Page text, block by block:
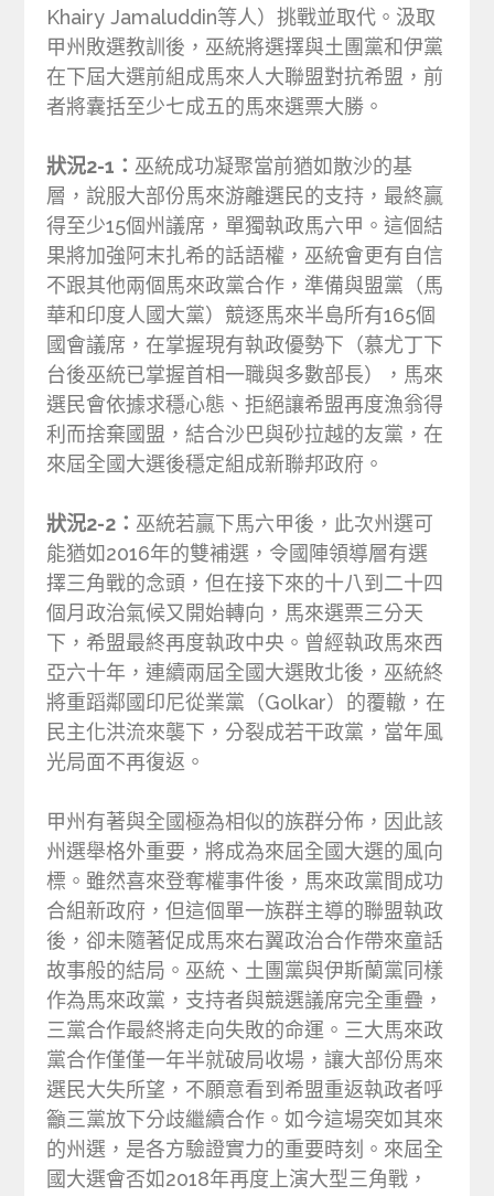
Khairy Jamaluddin等人）挑戰並取代。汲取
甲州敗選教訓後，巫統將選擇與土團黨和伊黨
在下屆大選前組成馬來人大聯盟對抗希盟，前
者將囊括至少七成五的馬來選票大勝。
狀況2-1： 巫統成功凝聚當前猶如散沙的基
層，說服大部份馬來游離選民的支持，最終贏
得至少15個州議席，單獨執政馬六甲。這個結
果將加強阿末扎希的話語權，巫統會更有自信
不跟其他兩個馬來政黨合作，準備與盟黨（馬
華和印度人國大黨）競逐馬來半島所有165個
國會議席，在掌握現有執政優勢下（慕尤丁下
台後巫統已掌握首相一職與多數部長），馬來
選民會依據求穩心態、拒絕讓希盟再度漁翁得
利而捨棄國盟，結合沙巴與砂拉越的友黨，在
來屆全國大選後穩定組成新聯邦政府。
狀況2-2： 巫統若贏下馬六甲後，此次州選可
能猶如2016年的雙補選，令國陣領導層有選
擇三角戰的念頭，但在接下來的十八到二十四
個月政治氣候又開始轉向，馬來選票三分天
下，希盟最終再度執政中央。曾經執政馬來西
亞六十年，連續兩屆全國大選敗北後，巫統終
將重蹈鄰國印尼從業黨（Golkar）的覆轍，在
民主化洪流來襲下，分裂成若干政黨，當年風
光局面不再復返。
甲州有著與全國極為相似的族群分佈，因此該
州選舉格外重要，將成為來屆全國大選的風向
標。雖然喜來登奪權事件後，馬來政黨間成功
合組新政府，但這個單一族群主導的聯盟執政
後，卻未隨著促成馬來右翼政治合作帶來童話
故事般的結局。巫統、土團黨與伊斯蘭黨同樣
作為馬來政黨，支持者與競選議席完全重疊，
三黨合作最終將走向失敗的命運。三大馬來政
黨合作僅僅一年半就破局收場，讓大部份馬來
選民大失所望，不願意看到希盟重返執政者呼
籲三黨放下分歧繼續合作。如今這場突如其來
的州選，是各方驗證實力的重要時刻。來屆全
國大選會否如2018年再度上演大型三角戰，